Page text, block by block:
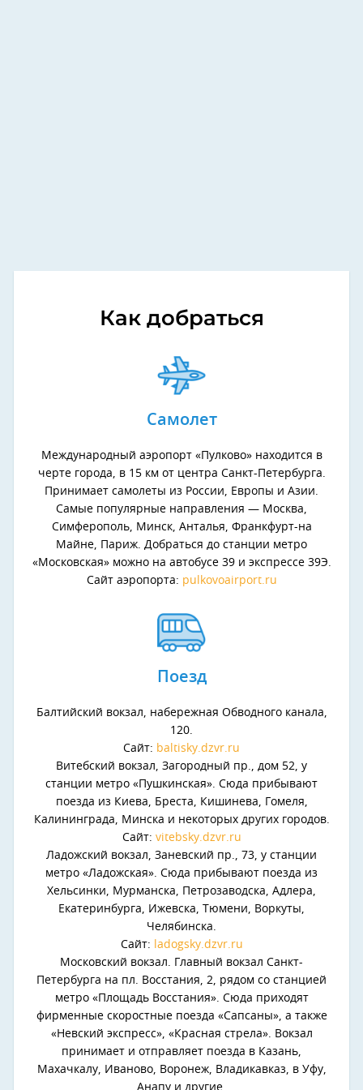
Как добраться
Самолет
Международный аэропорт «Пулково» находится в
черте города, в 15 км от центра Санкт-Петербурга.
Принимает самолеты из России, Европы и Азии.
Самые популярные направления — Москва,
Симферополь, Минск, Анталья, Франкфурт-на
Майне, Париж. Добраться до станции метро
«Московская» можно на автобусе 39 и экспрессе 39Э.
Сайт аэропорта: pulkovoairport.ru
Поезд
Балтийский вокзал, набережная Обводного канала,
120.
Сайт: baltisky.dzvr.ru
Витебский вокзал, Загородный пр., дом 52, у
станции метро «Пушкинская». Сюда прибывают
поезда из Киева, Бреста, Кишинева, Гомеля,
Калининграда, Минска и некоторых других городов.
Сайт: vitebsky.dzvr.ru
Ладожский вокзал, Заневский пр., 73, у станции
метро «Ладожская». Сюда прибывают поезда из
Хельсинки, Мурманска, Петрозаводска, Адлера,
Екатеринбурга, Ижевска, Тюмени, Воркуты,
Челябинска.
Сайт:
ladogsky.dzvr.ru
Московский вокзал. Главный вокзал Санкт-
Петербурга на пл. Восстания, 2, рядом со станцией
метро «Площадь Восстания». Сюда приходят
фирменные скоростные поезда «Сапсаны», а также
«Невский экспресс», «Красная стрела». Вокзал
принимает и отправляет поезда в Казань,
Махачкалу, Иваново, Воронеж, Владикавказ, в Уфу,